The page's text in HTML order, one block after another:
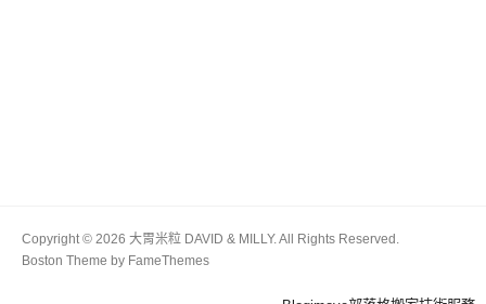
Copyright © 2026 大胃米粒 DAVID & MILLY. All Rights Reserved.
Boston Theme by FameThemes